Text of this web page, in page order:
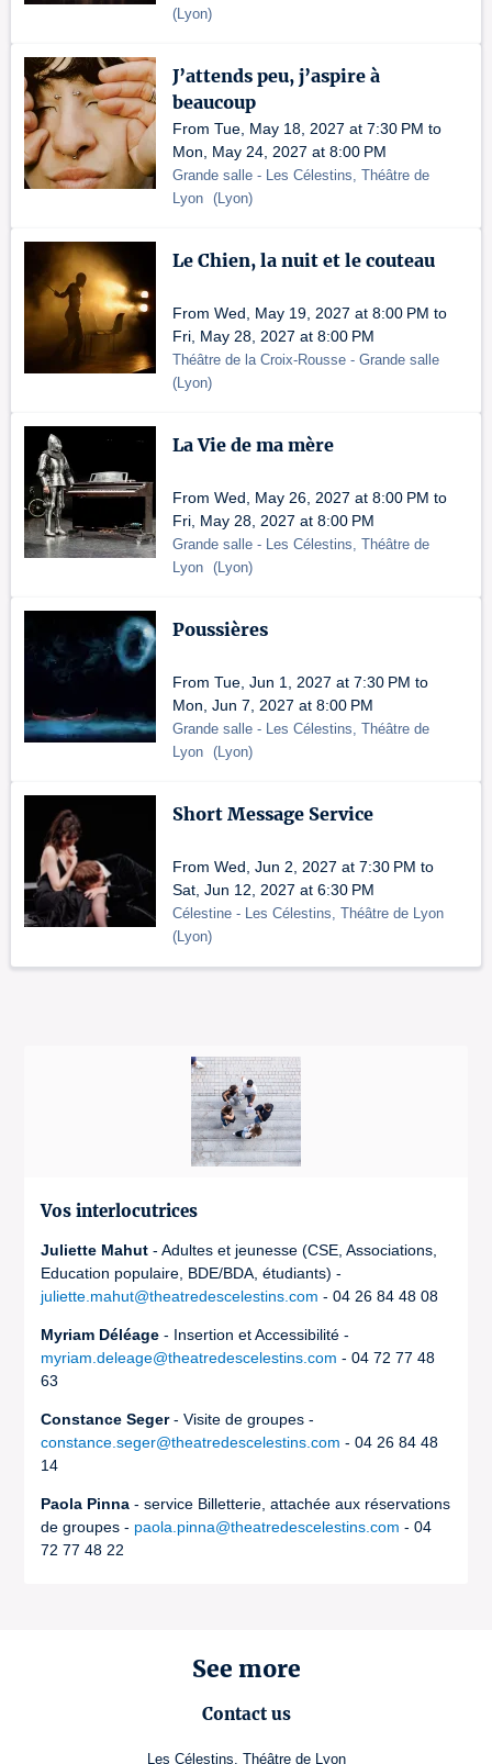
(Lyon)
J’attends peu, j’aspire à
beaucoup
From Tue, May 18, 2027 at 7:30 PM to
Mon, May 24, 2027 at 8:00 PM
Grande salle - Les Célestins, Théâtre de
Lyon (Lyon)
Le Chien, la nuit et le couteau
From Wed, May 19, 2027 at 8:00 PM to
Fri, May 28, 2027 at 8:00 PM
Théâtre de la Croix-Rousse - Grande salle
(Lyon)
La Vie de ma mère
From Wed, May 26, 2027 at 8:00 PM to
Fri, May 28, 2027 at 8:00 PM
Grande salle - Les Célestins, Théâtre de
Lyon (Lyon)
Poussières
From Tue, Jun 1, 2027 at 7:30 PM to
Mon, Jun 7, 2027 at 8:00 PM
Grande salle - Les Célestins, Théâtre de
Lyon (Lyon)
Short Message Service
From Wed, Jun 2, 2027 at 7:30 PM to
Sat, Jun 12, 2027 at 6:30 PM
Célestine - Les Célestins, Théâtre de Lyon
(Lyon)
Vos interlocutrices
Juliette Mahut - Adultes et jeunesse (CSE, Associations,
Education populaire, BDE/BDA, étudiants) -
juliette.mahut@theatredescelestins.com - 04 26 84 48 08
Myriam Déléage - Insertion et Accessibilité -
myriam.deleage@theatredescelestins.com - 04 72 77 48
63
Constance Seger- Visite de groupes -
constance.seger@theatredescelestins.com - 04 26 84 48
14
Paola Pinna - service Billetterie, attachée aux réservations
de groupes - paola.pinna@theatredescelestins.com - 04
72 77 48 22
See more
Contact us
Les Célestins, Théâtre de Lyon